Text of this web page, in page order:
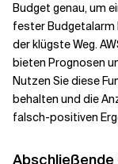
Budget genau, um
fester Budgetalarm
der klügste Weg.
bieten Prognosen
Nutzen Sie diese
behalten und die
falsch-positiven
Abschließende